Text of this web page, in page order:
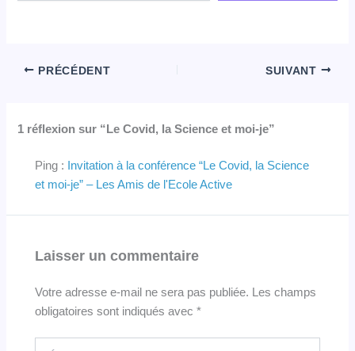
PRÉCÉDENT SUIVANT
1 réflexion sur “Le Covid, la Science et moi-je”
Ping :
Invitation à la conférence “Le Covid, la Science
et moi-je” – Les Amis de l'Ecole Active
Laisser un commentaire
Votre adresse e-mail ne sera pas publiée. Les champs
obligatoires sont indiqués avec*